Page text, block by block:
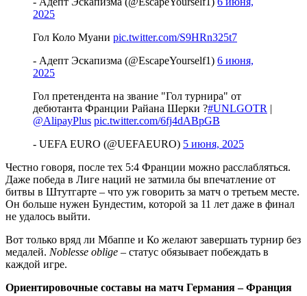
2025
Гол Коло Муани pic.twitter.com/S9HRn325t7
- Адепт Эскапизма (@EscapeYourself1) 6 июня,
2025
Гол претендента на звание "Гол турнира" от
дебютанта Франции Райана Шерки ?#UNLGOTR |
@AlipayPlus pic.twitter.com/6fj4dABpGB
- UEFA EURO (@UEFAEURO) 5 июня, 2025
Честно говоря, после тех 5:4 Франции можно расслабляться.
Даже победа в Лиге наций не затмила бы впечатление от
битвы в Штутгарте – что уж говорить за матч о третьем месте.
Он больше нужен Бундестим, которой за 11 лет даже в финал
не удалось выйти.
Вот только вряд ли Мбаппе и Ко желают завершать турнир без
медалей. Noblesse oblige – статус обязывает побеждать в
каждой игре.
Ориентировочные составы на матч Германия – Франция